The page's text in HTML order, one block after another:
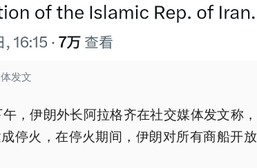
发文
，伊朗外长阿拉格齐在社交媒体发文称
停火，在停火期间，伊朗对所有商船开